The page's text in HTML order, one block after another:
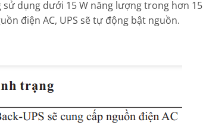
dụng dưới 15 W năng lượng trong hơn 15
điện AC, UPS sẽ tự động bật nguồn.